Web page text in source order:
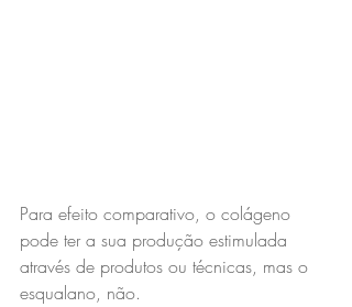
Para efeito comparativo, o colágeno
pode ter a sua produção estimulada
através de produtos ou técnicas, mas o
esqualano, não.